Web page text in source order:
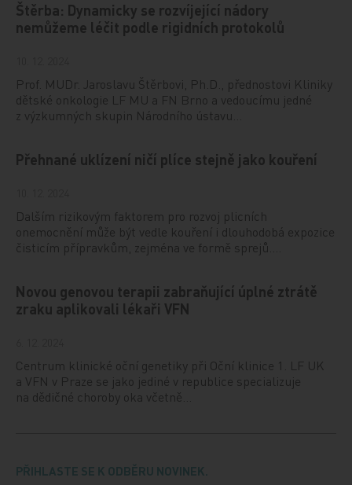
Štěrba: Dynamicky se rozvíjející nádory
nemůžeme léčit podle rigidních protokolů
Prof. MUDr. Jaroslavu Štěrbovi, Ph.D., přednostovi Kliniky
dětské onkologie LF MU a FN Brno a vedoucímu jedné
z výzkumných skupin Národního ústavu…
Přehnané uklízení ničí plíce stejně jako kouření
Dalším rizikovým faktorem pro rozvoj plicních
onemocnění může být vedle kouření i dlouhodobá expozice
čisticím přípravkům, zejména ve formě sprejů.…
Novou genovou terapii zabraňující úplné ztrátě
zraku aplikovali lékaři VFN
Centrum klinické oční genetiky při Oční klinice 1. LF UK
a VFN v Praze se jako jediné v republice specializuje
na dědičné choroby oka včetně…
PŘIHLASTE SE K ODBĚRU NOVINEK.